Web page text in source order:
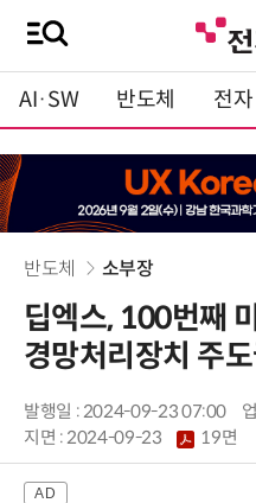
AI·SW 반도체 전자
반도체 소부장
딥엑스, 100번째
경망처리장치 주
발행일 : 2024-09-23 07:00
지면 :2024-09-23 19면